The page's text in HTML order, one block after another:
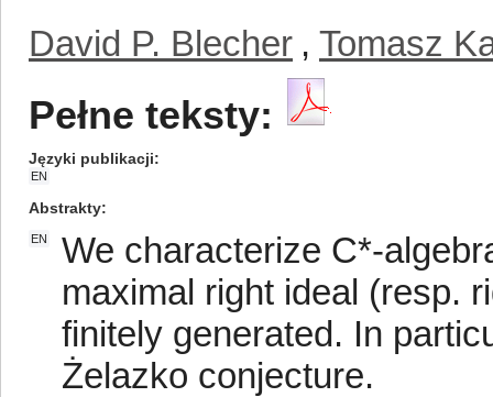
David P. Blecher , Tomasz
Pełne teksty:
Języki publikacji
EN
Abstrakty
EN
We characterize C*-
maximal right ideal (resp.
finitely generated. In
Żelazko conjecture.